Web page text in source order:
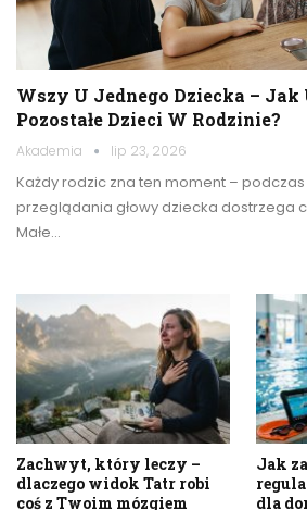
Wszy U Jednego Dziecka – Jak
Pozostałe Dzieci W Rodzinie?
Akademia lip 23, 2026
Każdy rodzic zna ten moment –
przeglądania głowy dziecka dostrzega
Małe…
Zachwyt, który leczy –
dlaczego widok Tatr robi
coś z Twoim mózgiem
Jak
dla